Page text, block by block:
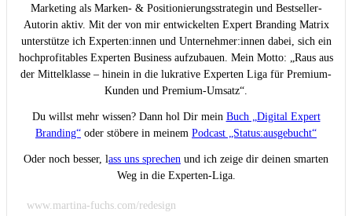
Marketing als Marken- & Positionierungsstrategin und Bestseller-
Autorin aktiv. Mit der von mir entwickelten Expert Branding Matrix
unterstütze ich Experten:innen und Unternehmer:innen dabei, sich ein
hochprofitables Experten Business aufzubauen. Mein Motto: „Raus aus
der Mittelklasse – hinein in die lukrative Experten Liga für Premium-
Kunden und Premium-Umsatz“.
Du willst mehr wissen? Dann hol Dir mein Buch „Digital Expert
Branding“ oder stöbere in meinem Podcast „Status:ausgebucht“
Oder noch besser, lass uns sprechen und ich zeige dir deinen smarten
Weg in die Experten-Liga.
www.martina-fuchs.com/redesign